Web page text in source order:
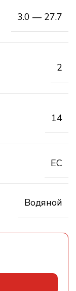
3.0 — 27.7
2
14
EC
Водяной